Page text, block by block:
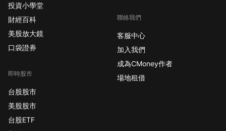
投資小學堂
財經百科
美股放大鏡
口袋證券
即時股市
台股股市
美股股市
台股ETF
聯絡我們
客服中心
加入我們
成為CMoney作者
場地租借